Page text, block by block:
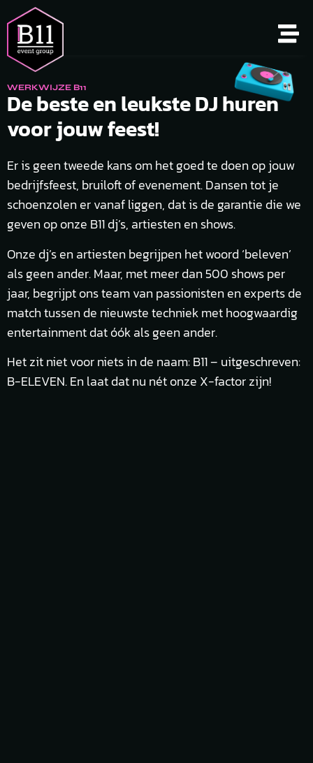
WERKWIJZE B11
De beste en leukste DJ huren
voor jouw feest!​
Er is geen tweede kans om het goed te doen op jouw
bedrijfsfeest, bruiloft of evenement. Dansen tot je
schoenzolen er vanaf liggen, dat is de garantie die we
geven op onze B11 dj’s, artiesten en shows.
Onze dj’s en artiesten begrijpen het woord ‘beleven’
als geen ander. Maar, met meer dan 500 shows per
jaar, begrijpt ons team van passionisten en experts de
match tussen de nieuwste techniek met hoogwaardig
entertainment dat óók als geen ander.
Het zit niet voor niets in de naam: B11 – uitgeschreven:
B-ELEVEN. En laat dat nu nét onze X-factor zijn!